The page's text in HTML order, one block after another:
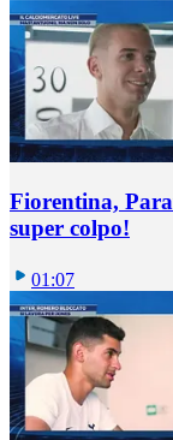
Fiorentina,
super colpo!
01:07